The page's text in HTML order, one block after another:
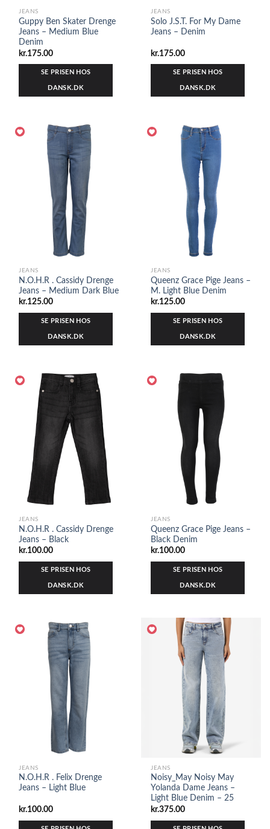
JEANS
Guppy Ben Skater Drenge
Jeans – Medium Blue
Denim
kr.175.00
SE PRISEN HOS
DANSK.DK
JEANS
Solo J.S.T. For My Dame
Jeans – Denim
kr.175.00
SE PRISEN HOS
DANSK.DK
JEANS
N.O.H.R . Cassidy Drenge
Jeans – Medium Dark Blue
kr.125.00
SE PRISEN HOS
DANSK.DK
JEANS
Queenz Grace Pige Jeans –
M. Light Blue Denim
kr.125.00
SE PRISEN HOS
DANSK.DK
JEANS
N.O.H.R . Cassidy Drenge
Jeans – Black
kr.100.00
SE PRISEN HOS
DANSK.DK
JEANS
Queenz Grace Pige Jeans –
Black Denim
kr.100.00
SE PRISEN HOS
DANSK.DK
JEANS
N.O.H.R . Felix Drenge
Jeans – Light Blue
kr.100.00
JEANS
Noisy_May Noisy May
Yolanda Dame Jeans –
Light Blue Denim – 25
kr.375.00